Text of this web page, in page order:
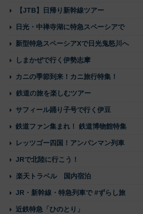
【JTB】日帰り新幹線ツアー
日光・中禅寺湖に特急スペーシアで
新型特急スペーシアXで日光鬼怒川へ
しまかぜで行く伊勢志摩
カニの季節到来！カニ旅行特集！
鉄道の旅を楽しむツアー
サフィール踊り子号で行く伊豆
鉄道ファン集まれ！ 鉄道博物館特集
レッツゴー四国！アンパンマン列車
JRで北陸に行こう！
楽天トラベル 国内宿泊
JR・新幹線・特急列車で #ずらし旅
近鉄特急「ひのとり」